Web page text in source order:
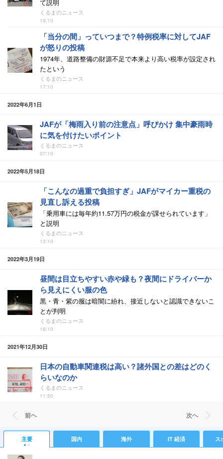
て説明
くるまのニュース
19:10
「当分の間」っていつまで？特例税率に対してJAF
が怒りの投稿
1974年、道路整備の財源不足で本来より高い税率が設定され
たという
くるまのニュース
17:10
2022年6月1日
JAFが「梅雨入り前の注意点」呼びかけ 集中豪雨時
に気を付けたいポイント
くるまのニュース
07:10
2022年5月18日
「こんなの過重で負担すぎ」JAFがマイカー重税の
見直し訴える投稿
「乗用車には毎年約11.57万円の税金が課せられています」
と説明
くるまのニュース
13:10
2022年3月19日
昼間は目立ちやすい赤や緑も？夜間にドライバーか
ら見えにくい服の色
黒・青・紫の服は暗闇に紛れ、接近しないと認識できないこ
とが判明
くるまのニュース
18:10
2021年12月30日
日本の自動車関連税は高い？諸外国との差はどのく
らいなのか
くるまのニュース
11:50
前ヘ 次ヘ
主要 国内 海外 IT 経済 ス